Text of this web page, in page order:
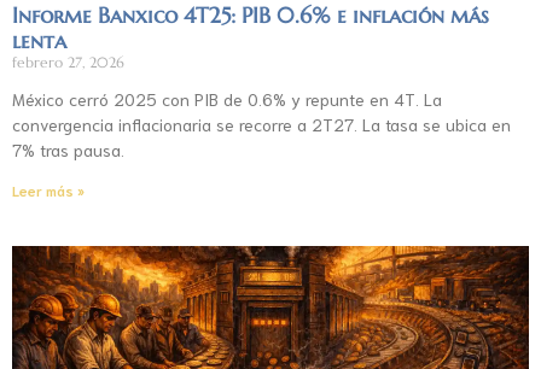
Informe Banxico 4T25: PIB 0.6% e inflación más
lenta
febrero 27, 2026
México cerró 2025 con PIB de 0.6% y repunte en 4T. La
convergencia inflacionaria se recorre a 2T27. La tasa se ubica en
7% tras pausa.
Leer más »